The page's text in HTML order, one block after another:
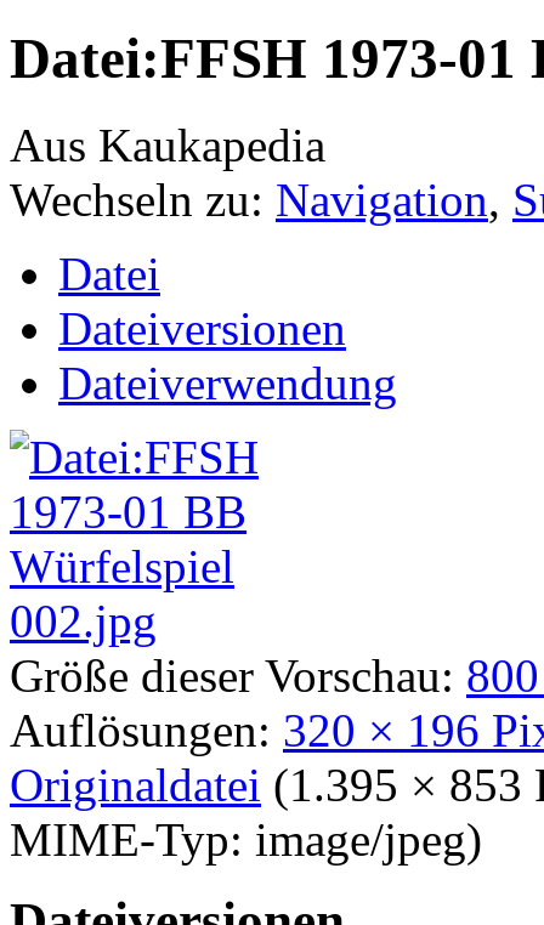
Datei:FFSH 1973-
Aus Kaukapedia
Wechseln zu: Navigation,
Datei
Dateiversionen
Dateiverwendung
Größe dieser Vorschau:
Auflösungen: 320 × 196
Originaldatei (1.395 × 853
MIME-Typ: image/jpeg)